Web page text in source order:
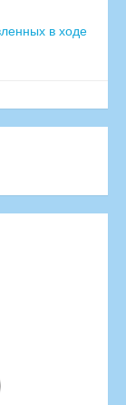
в ходе